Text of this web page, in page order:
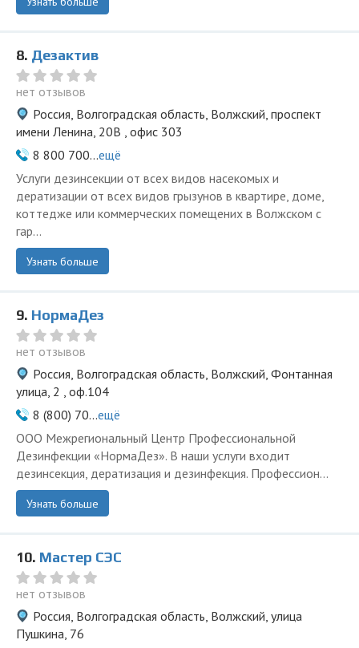
8. Дезактив
нет отзывов
Россия, Волгоградская область, Волжский, проспект
имени Ленина, 20В , офис 303
8 800 700...ещё
Услуги дезинсекции от всех видов насекомых и
дератизации от всех видов грызунов в квартире, доме,
коттедже или коммерческих помещених в Волжском с
гар...
Узнать больше
9. НормаДез
нет отзывов
Россия, Волгоградская область, Волжский, Фонтанная
улица, 2 , оф.104
8 (800) 70...ещё
ООО Межрегиональный Центр Профессиональной
Дезинфекции «НормаДез». В наши услуги входит
дезинсекция, дератизация и дезинфекция. Профессион...
Узнать больше
10. Мастер СЭС
нет отзывов
Россия, Волгоградская область, Волжский, улица
Пушкина, 76